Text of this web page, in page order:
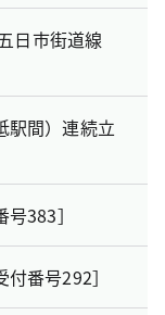
日市街道線
駅間）連続立
383］
番号292］